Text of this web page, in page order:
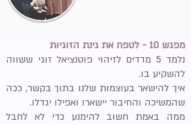
מפגש 10 - לטפח את גינת הזוגיות
נלמד 5 מדדים לזיהוי פוטנציאל זוגי ששווה
להשקיע בו.
איך להישאר בעוצמות שלנו בתוך בקשר, ככה
שהמשיכה והחיבור יישארו ואפילו יגדלו.
ממה באמת חשוב להימנע כדי לא לחבל